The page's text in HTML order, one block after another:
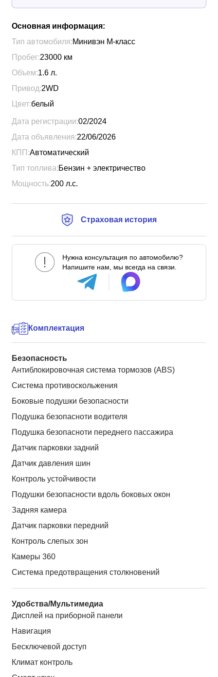
Основная информация:
Тип автомобиля:Минивэн М-класс
Пробег:23000 км
Объем:1.6 л.
Привод:2WD
Цвет:белый
Дата регистрации:02/2024
Дата объявления:22/06/2026
КПП:Автоматический
Тип топлива:Бензин + электричество
Мощность:200 л.с.
Страховая история
Нужна консультация по автомобилю?
Напишите нам, мы всегда на связи.
Комплектация
Безопасность
Антиблокировочная система тормозов (ABS)
Система противоскольжения
Боковые подушки безопасности
Подушка безопасноти водителя
Подушка безопасноти переднего пассажира
Датчик парковки задний
Датчик давления шин
Контроль устойчивости
Подушки безопасности вдоль боковых окон
Задняя камера
Датчик парковки передний
Контроль слепых зон
Камеры 360
Система предотвращения столкновений
Удобства/Мультимедиа
Дисплей на приборной панели
Навигация
Бесключевой доступ
Климат контроль